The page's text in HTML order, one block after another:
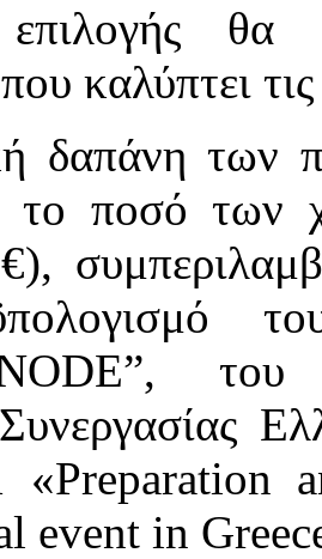
θα
καλύπτει
δαπάνη των
το ποσό των
του
«Preparation
event in